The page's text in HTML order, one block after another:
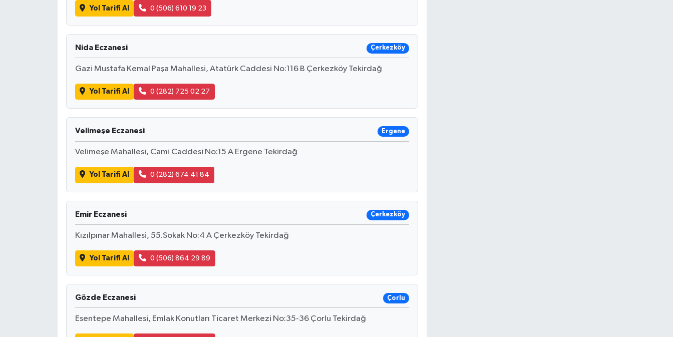
Yol Tarifi Al 0 (506) 610 19 23
Nida Eczanesi Çerkezköy
Gazi Mustafa Kemal Paşa Mahallesi, Atatürk Caddesi No:116 B Çerkezköy Tekirdağ
Yol Tarifi Al 0 (282) 725 02 27
Velimeşe Eczanesi Ergene
Velimeşe Mahallesi, Cami Caddesi No:15 A Ergene Tekirdağ
Yol Tarifi Al 0 (282) 674 41 84
Emir Eczanesi Çerkezköy
Kızılpınar Mahallesi, 55.Sokak No:4 A Çerkezköy Tekirdağ
Yol Tarifi Al 0 (506) 864 29 89
Gözde Eczanesi Çorlu
Esentepe Mahallesi, Emlak Konutları Ticaret Merkezi No:35-36 Çorlu Tekirdağ